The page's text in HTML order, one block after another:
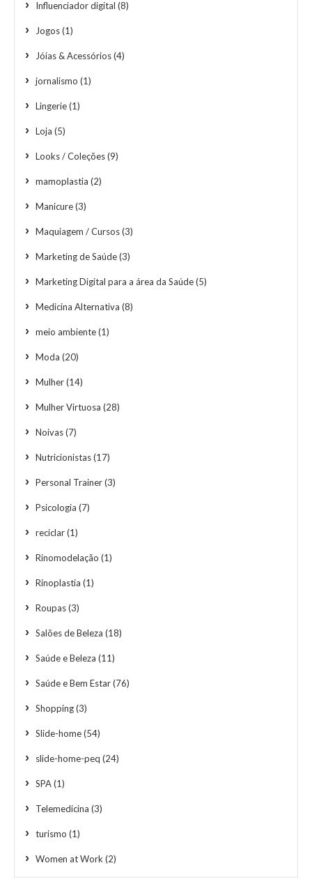
Influenciador digital (8)
Jogos(1)
Jóias & Acessórios(4)
jornalismo (1)
Lingerie(1)
Loja (5)
Looks / Coleções(9)
mamoplastia (2)
Manicure(3)
Maquiagem / Cursos(3)
Marketing de Saúde(3)
Marketing Digital para a área da Saúde(5)
Medicina Alternativa (8)
meio ambiente(1)
Moda (20)
Mulher(14)
Mulher Virtuosa (28)
Noivas(7)
Nutricionistas(17)
Personal Trainer(3)
Psicologia (7)
reciclar(1)
Rinomodelação (1)
Rinoplastia (1)
Roupas(3)
Salões de Beleza (18)
Saúde e Beleza (11)
Saúde e Bem Estar(76)
Shopping(3)
Slide-home(54)
slide-home-peq (24)
SPA(1)
Telemedicina (3)
turismo (1)
Women at Work(2)